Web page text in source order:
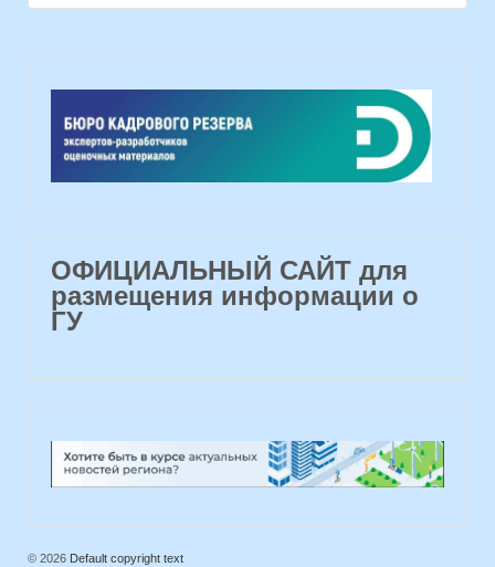
ОФИЦИАЛЬНЫЙ САЙТ для
размещения информации о
ГУ
© 2026 Default copyright text